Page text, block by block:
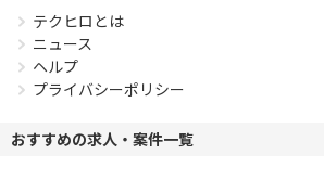
テクヒロとは
ニュース
ヘルプ
プライバシーポリシー
おすすめの求人・案件一覧